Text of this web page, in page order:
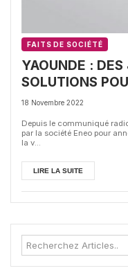
FAITS DE SOCIÉTÉ
YAOUNDE :
SOLUTIONS
DELESTAGE
18 Novembre 2022
Depuis le communiqué
par la société Eneo pour
la v...
LIRE LA SUITE